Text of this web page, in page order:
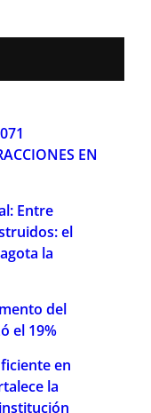
EN
Entre
el
la
del
el 19%
en
la